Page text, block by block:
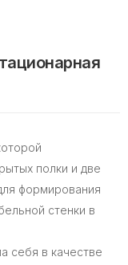
полки и две
формирования
стенки в
себя в качестве